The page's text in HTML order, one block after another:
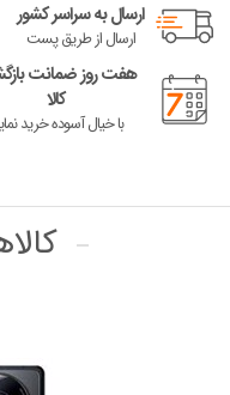
ارسال به سراسر کشور
ارسال از طریق پست
هفت روز ضمانت
کالا
با خیال آسوده خرید